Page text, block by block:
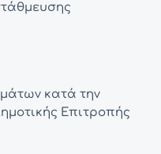
κατά την
Επιτροπής